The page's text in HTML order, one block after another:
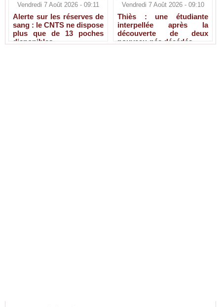
Vendredi 7 Août 2026 - 09:11
Alerte sur les réserves de
sang : le CNTS ne dispose
plus que de 13 poches
disponibles
Vendredi 7 Août 2026 - 09:10
Thiès : une étudiante
interpellée après la
découverte de deux
nouveau-nés décédés